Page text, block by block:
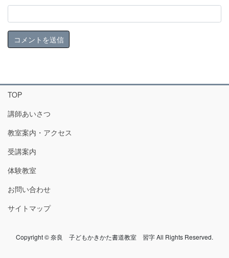
TOP
講師あいさつ
教室案内・アクセス
受講案内
体験教室
お問い合わせ
サイトマップ
Copyright © 奈良 子どもかきかた書道教室 習字 All Rights Reserved.